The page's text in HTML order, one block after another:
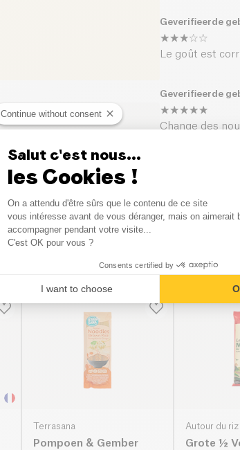
Geverifieerde
Le goût est
Geverifieerde
Change des
Vergelijkbare
Terrasana
Pompoen & Gember
Autour du riz
Grote ½
Continue without consent
Salut c'est nous...
les Cookies !
Consent Management
On a attendu d'être sûrs que le contenu de ce site
vous intéresse avant de vous déranger, mais on aimerait
accompagner pendant votre visite...
C'est OK pour vous ?
Consents certified by
I want to choose
Axeptio consent